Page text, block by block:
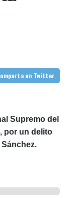
en Twitter
Supremo del
por un delito